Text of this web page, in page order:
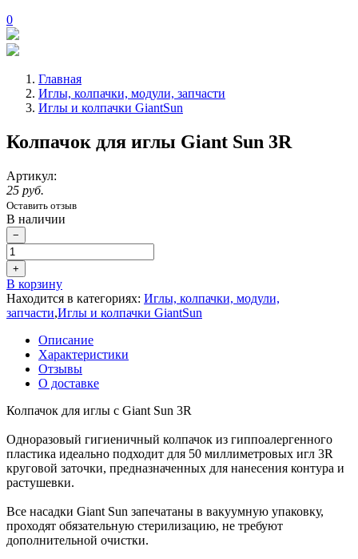
0
Главная
Иглы, колпачки, модули, запчасти
Иглы и колпачки GiantSun
Колпачок для иглы Giant Sun 3R
Артикул:
25 руб.
Оставить отзыв
В наличии
−
+
В корзину
Находится в категориях: Иглы, колпачки, модули,
запчасти,Иглы и колпачки GiantSun
Описание
Характеристики
Отзывы
О доставке
Колпачок для иглы с Giant Sun 3R
Одноразовый гигиеничный колпачок из гиппоалергенного
пластика идеально подходит для 50 миллиметровых игл 3R
круговой заточки, предназначенных для нанесения контура и
растушевки.
Все насадки Giant Sun запечатаны в вакуумную упаковку,
проходят обязательную стерилизацию, не требуют
дополнительной очистки.